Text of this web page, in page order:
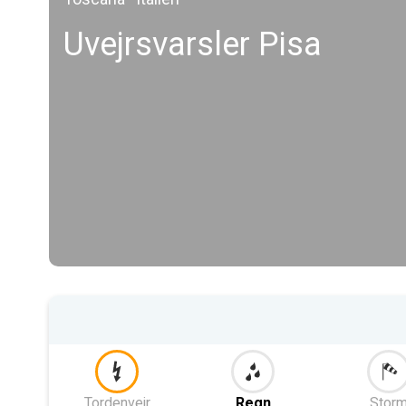
Uvejrsvarsler Pisa